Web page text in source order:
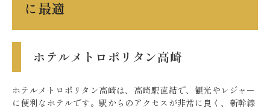
に最適
ホテルメトロポリタン高崎
ホテルメトロポリタン高崎は、高崎駅直結で、観光やレジャー
に便利なホテルです。駅からのアクセスが非常に良く、新幹線